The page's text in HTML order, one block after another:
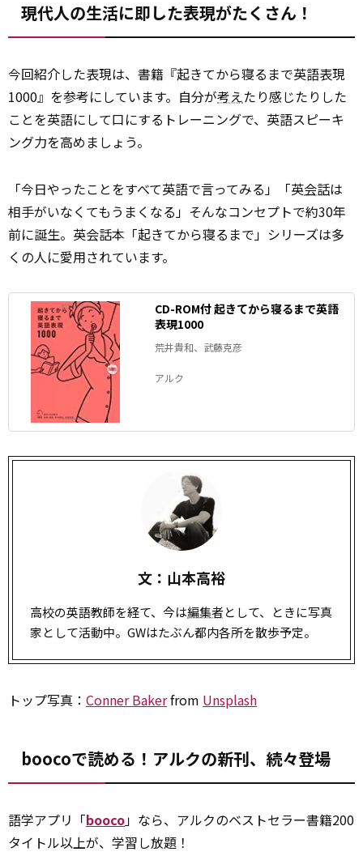
現代人の生活に即した表現がたくさん！
今回紹介した表現は、書籍『起きてから寝るまで英語表現
1000』を参考にしています。自分が考えたり感じたりした
ことを英語にして口にするトレーニングで、英語スピーキ
ング力を高めましょう。
「今日やったことをすべて英語で言ってみる」「英会話は
相手がいなくてもうまくなる」そんなコンセプトで約30年
前に誕生――。英会話本「起きてから寝るまで」シリーズは多
くの人に愛用されています。
CD-ROM付 起きてから寝るまで英語
表現1000
荒井貴和、武藤克彦
アルク
文：山本高裕
高校の英語教師を経て、今は編集者として、ときに写真
家として活動中。GWはたぶん都内各所を散歩予定。
トップ写真： Conner Bakerfrom Unsplash
boocoで読める！アルクの新刊、続々登場
語学アプリ「booco」なら、アルクのベストセラー書籍200
タイトル以上が、学習し放題！